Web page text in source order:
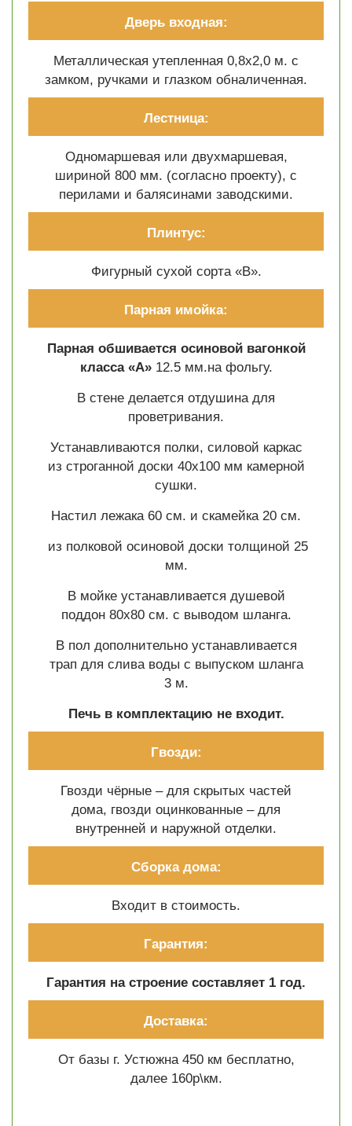
Дверь входная:
Металлическая утепленная 0,8х2,0 м. с
замком, ручками и глазком обналиченная.
Лестница:
Одномаршевая или двухмаршевая,
шириной 800 мм. (согласно проекту), с
перилами и балясинами заводскими.
Плинтус:
Фигурный сухой сорта «В».
Парная имойка:
Парная обшивается осиновой вагонкой
класса «А»12.5 мм.на фольгу.
В стене делается отдушина для
проветривания.
Устанавливаются полки, силовой каркас
из строганной доски 40х100 мм камерной
сушки.
Настил лежака 60 см. и скамейка 20 см.
из полковой осиновой доски толщиной 25
мм.
В мойке устанавливается душевой
поддон 80х80 см. с выводом шланга.
В пол дополнительно устанавливается
трап для слива воды с выпуском шланга
3 м.
Печь в комплектацию не входит.
Гвозди:
Гвозди чёрные – для скрытых частей
дома, гвозди оцинкованные – для
внутренней и наружной отделки.
Сборка дома:
Входит в стоимость.
Гарантия:
Гарантия на строение составляет 1 год.
Доставка:
От базы г. Устюжна 450 км бесплатно,
далее 160р\км.